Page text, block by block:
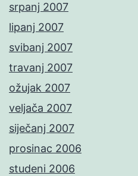
srpanj 2007
lipanj 2007
svibanj 2007
travanj 2007
ožujak 2007
veljača 2007
siječanj 2007
prosinac 2006
studeni 2006